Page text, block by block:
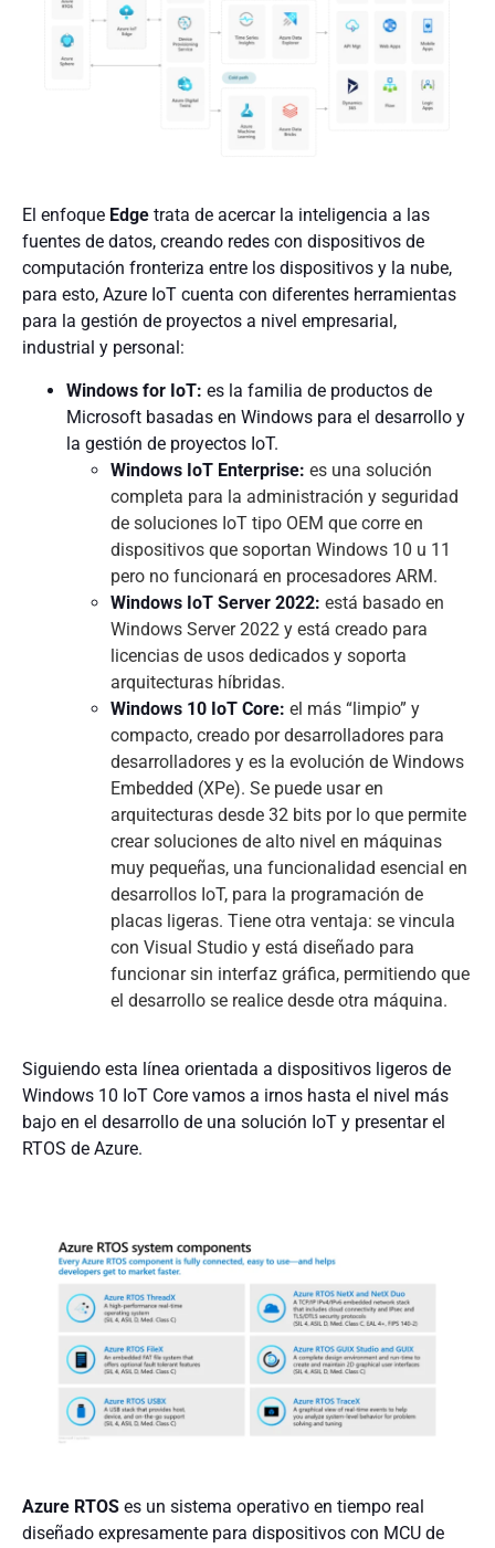
El enfoque Edge trata de acercar la inteligencia a las
fuentes de datos, creando redes con dispositivos de
computación fronteriza entre los dispositivos y la nube,
para esto, Azure IoT cuenta con diferentes herramientas
para la gestión de proyectos a nivel empresarial,
industrial y personal:
Windows for IoT: es la familia de productos de
Microsoft basadas en Windows para el desarrollo y
la gestión de proyectos IoT.
Windows IoT Enterprise: es una solución
completa para la administración y seguridad
de soluciones IoT tipo OEM que corre en
dispositivos que soportan Windows 10 u 11
pero no funcionará en procesadores ARM.
Windows IoT Server 2022: está basado en
Windows Server 2022 y está creado para
licencias de usos dedicados y soporta
arquitecturas híbridas.
Windows 10 IoT Core: el más “limpio” y
compacto, creado por desarrolladores para
desarrolladores y es la evolución de Windows
Embedded (XPe). Se puede usar en
arquitecturas desde 32 bits por lo que permite
crear soluciones de alto nivel en máquinas
muy pequeñas, una funcionalidad esencial en
desarrollos IoT, para la programación de
placas ligeras. Tiene otra ventaja: se vincula
con Visual Studio y está diseñado para
funcionar sin interfaz gráfica, permitiendo que
el desarrollo se realice desde otra máquina.
Siguiendo esta línea orientada a dispositivos ligeros de
Windows 10 IoT Core vamos a irnos hasta el nivel más
bajo en el desarrollo de una solución IoT y presentar el
RTOS de Azure.
Azure RTOS es un sistema operativo en tiempo real
diseñado expresamente para dispositivos con MCU de